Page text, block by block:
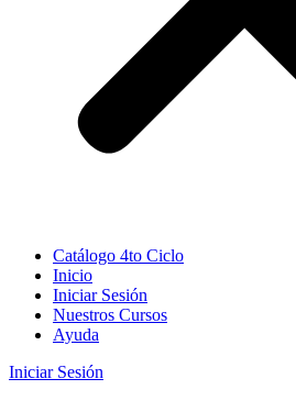
Catálogo 4to Ciclo
Inicio
Iniciar Sesión
Nuestros Cursos
Ayuda
Iniciar Sesión